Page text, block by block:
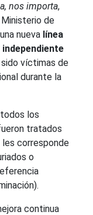
nos importa,
de
nueva línea
sido víctimas de
durante la
los
tratados
corresponde
o
continua